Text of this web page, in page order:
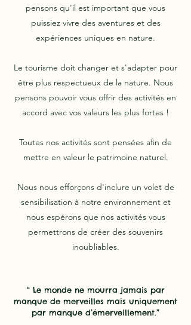
pensons qu'il est important que vous
puissiez vivre des aventures et des
expériences uniques en nature.
Le tourisme doit changer et s'adapter pour
être plus respectueux de la nature. Nous
pensons pouvoir vous offrir des activités en
accord avec vos valeurs les plus fortes !
Toutes nos activités sont pensées afin de
mettre en valeur le patrimoine naturel.
Nous nous efforçons d'inclure un volet de
sensibilisation à notre environnement et
nous espérons que nos activités vous
permettrons de créer des souvenirs
inoubliables.
“ Le monde ne mourra jamais par
manque de merveilles mais uniquement
par manque d’émerveillement.”